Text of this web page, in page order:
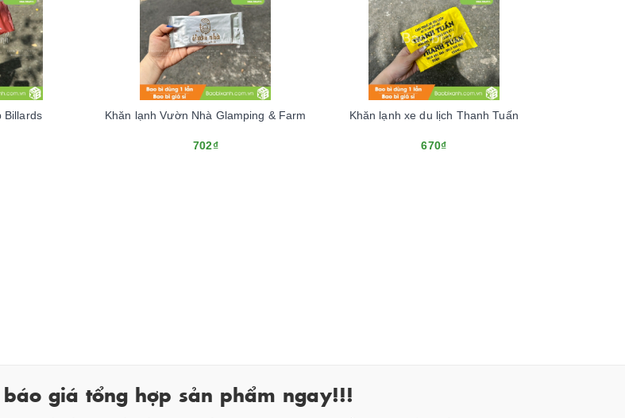
Billards Khăn lạnh Vườn Nhà Glamping & Farm
702₫
Khăn lạnh xe du lịch Thanh Tuấn
670₫
báo giá tổng hợp sản phẩm ngay!!!